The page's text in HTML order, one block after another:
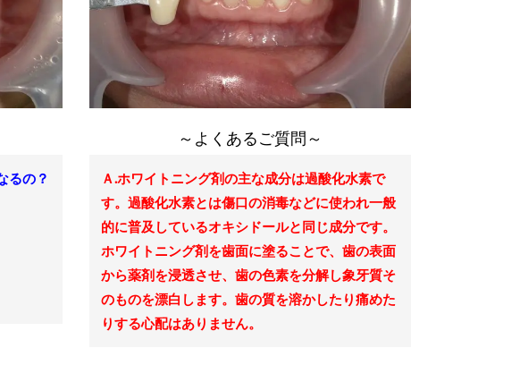
るの？
～よくあるご質問～
Ａ.ホワイトニング剤の主な成分は過酸化水素で
す。過酸化水素とは傷口の消毒などに使われ一般
的に普及しているオキシドールと同じ成分です。
ホワイトニング剤を歯面に塗ることで、歯の表面
から薬剤を浸透させ、歯の色素を分解し象牙質そ
のものを漂白します。歯の質を溶かしたり痛めた
りする心配はありません。